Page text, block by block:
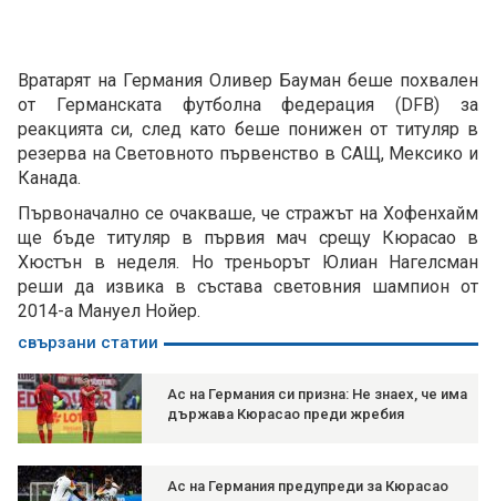
Вратарят на Германия Оливeр Бауман беше похвален
от Германската футболна федерация (DFB) за
реакцията си, след като беше понижен от титуляр в
резерва на Световното първенство в САЩ, Мексико и
Канада.
Първоначално се очакваше, че стражът на Хофенхайм
ще бъде титуляр в първия мач срещу Кюрасао в
Хюстън в неделя. Но треньорът Юлиан Нагелсман
реши да извика в състава световния шампион от
2014-а Мануел Нойер.
свързани статии
Ас на Германия си призна: Не знаех, че има
държава Кюрасао преди жребия
Ас на Германия предупреди за Кюрасао